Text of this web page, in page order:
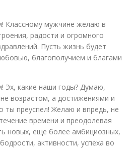
Классному мужчине желаю в
радости и огромного
Пусть жизнь будет
благополучием и благами
Эх, какие наши годы? Думаю,
возрастом, а достижениями и
ты преуспел! Желаю и впредь, не
времени и преодолевая
новых, еще более амбициозных,
активности, успеха во